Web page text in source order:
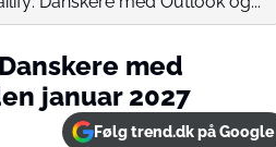
med
januar 2027
Følg trend.dk på Google